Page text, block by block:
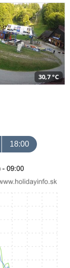
30,7 °C
18:00